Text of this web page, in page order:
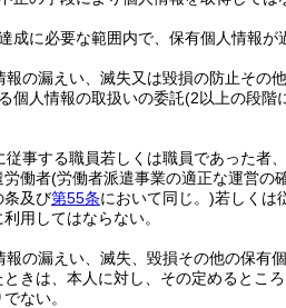
成に必要な範囲内で、保有個人情報
の漏えい、滅失又は毀損の防止その
個人情報の取扱いの委託(2以上の段階
事する職員若しくは職員であった者、
労働者(労働者派遣事業の適正な運営の
条及び第55条において同じ。)若しくは
用してはならない。
報の漏えい、滅失、毀損その他の保有
きは、本人に対し、その定めるとこ
ない。